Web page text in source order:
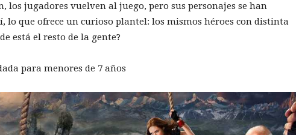
los jugadores vuelven al juego, pero sus personajes se han
lo que ofrece un curioso plantel: los mismos héroes con distinta
está el resto de la gente?
para menores de 7 años